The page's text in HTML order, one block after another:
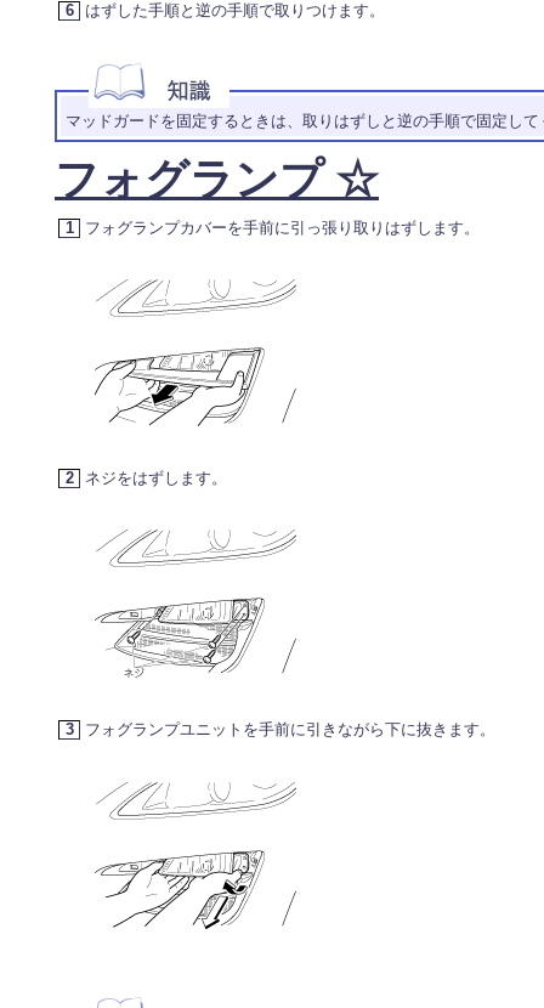
6 はずした手順と逆の手順で取りつけます。
マッドガードを固定するときは、取りはずしと逆の手順で固定して
フォグランプ ☆
1 フォグランプカバーを手前に引っ張り取りはずします。
2 ネジをはずします。
3 フォグランプユニットを手前に引きながら下に抜きます。